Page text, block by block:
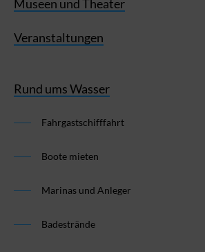
Museen und Theater
Veranstaltungen
Rund ums Wasser
Fahrgastschifffahrt
Boote mieten
Marinas und Anleger
Badestrände